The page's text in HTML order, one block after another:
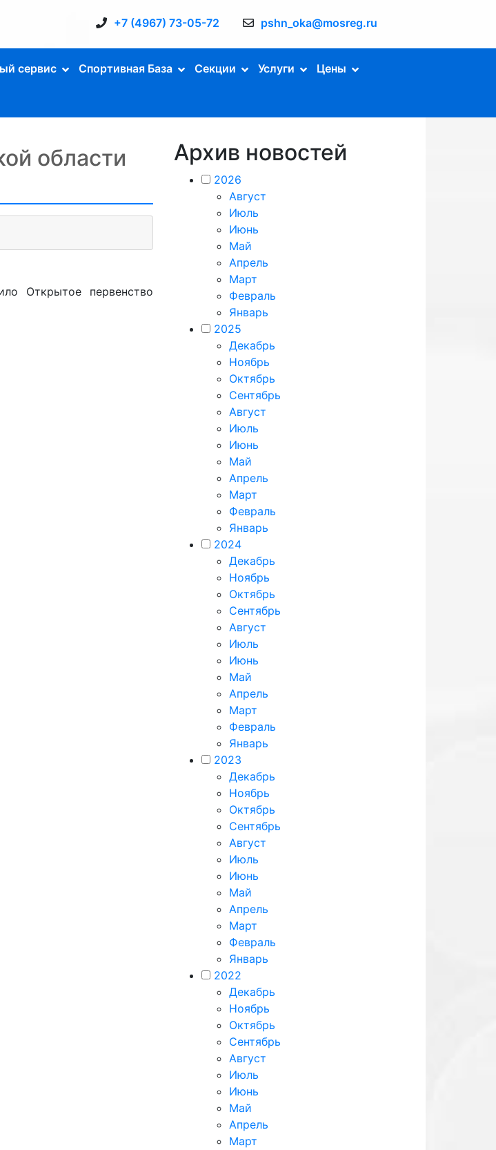
+7 (4967) 73-05-72 pshn_oka@mosreg.ru
сервис Спортивная База Секции Услуги Цены
области
Открытое первенство
Архив новостей
2026
Август
Июль
Июнь
Май
Апрель
Март
Февраль
Январь
2025
Декабрь
Ноябрь
Октябрь
Сентябрь
Август
Июль
Июнь
Май
Апрель
Март
Февраль
Январь
2024
Декабрь
Ноябрь
Октябрь
Сентябрь
Август
Июль
Июнь
Май
Апрель
Март
Февраль
Январь
2023
Декабрь
Ноябрь
Октябрь
Сентябрь
Август
Июль
Июнь
Май
Апрель
Март
Февраль
Январь
2022
Декабрь
Ноябрь
Октябрь
Сентябрь
Август
Июль
Июнь
Май
Апрель
Март